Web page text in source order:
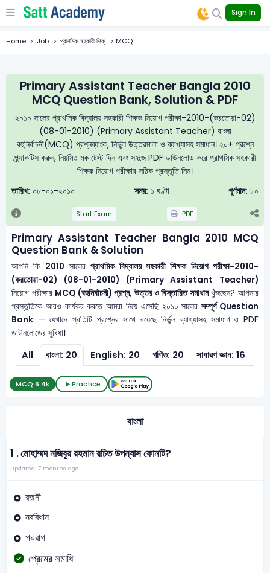
Sign In
Home Job প্রাথমিক সহকারী শিক্... > MCQ
Primary Assistant Teacher Bangla 2010
MCQ Question Bank, Solution & PDF
২০১০ সালের প্রাথমিক বিদ্যালয় সহকারী শিক্ষক নিয়োগ পরীক্ষা-2010-(করতোয়া-02)
(08-01-2010) (Primary Assistant Teacher) বাংলা
বহুনির্বাচনী(MCQ) প্রশ্নব্যাংক, নির্ভুল উত্তরমালা ও ব্যাখ্যাসহ সমাধান। ২০+ প্রশ্নে
প্র্যাকটিস করুন, নিয়মিত মক টেস্ট দিন এবং সহজে PDF ডাউনলোড করে প্রাথমিক সহকারী
শিক্ষক নিয়োগ পরীক্ষার সঠিক প্রস্তুতি নিন।
তারিখ: ০৮-০১-২০১০ সময়: ১ ঘণ্টা পূর্ণমান: ৮০
Start Exam PDF
Primary Assistant Teacher Bangla 2010 MCQ
Question Bank & Solution
আপনি কি 2010 সালেরপ্রাথমিক বিদ্যালয় সহকারী শিক্ষক নিয়োগ পরীক্ষা-2010-
(করতোয়া-02) (08-01-2010) (Primary Assistant Teacher)
নিয়োগ পরীক্ষার MCQ (বহুনির্বাচনী) প্রশ্ন, উত্তর ও বিস্তারিত সমাধানখুঁজছেন? আপনার
প্রস্তুতিকে আরও কার্যকর করতে আমরা নিয়ে এসেছি ২০১০ সালেরসম্পূর্ণ Question
Bank — যেখানে প্রতিটি প্রশ্নের সাথে রয়েছে নির্ভুল ব্যাখ্যাসহ সমাধাণ ও PDF
ডাউনলোডের সুবিধা।
All বাংলা: 20 English: 20 গণিত: 20 সাধারণ জ্ঞান: 16
MCQ:6.4k Practice
বাংলা
1 .মোহাম্মদ নজিবুর রহমান রচিত উপন্যাস কোনটি?
Updated: 7 months ago
রজনী
নববিধান
পদ্মরাগ
প্রেমের সমাধি